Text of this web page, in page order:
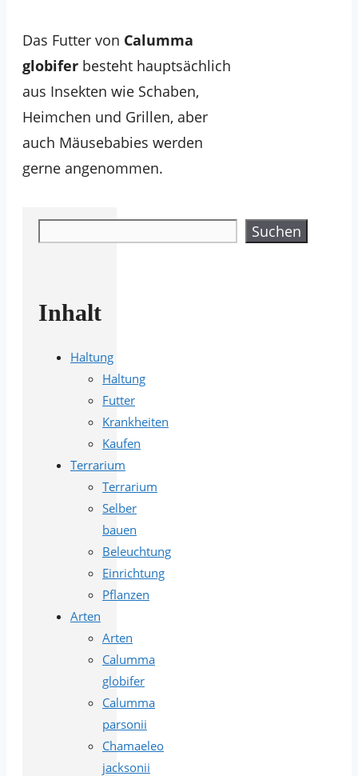
Das Futter von Calumma
globifer besteht hauptsächlich
aus Insekten wie Schaben,
Heimchen und Grillen, aber
auch Mäusebabies werden
gerne angenommen.
Suchen
Inhalt
Haltung
Haltung
Futter
Krankheiten
Kaufen
Terrarium
Terrarium
Selber
bauen
Beleuchtung
Einrichtung
Pflanzen
Arten
Arten
Calumma
globifer
Calumma
parsonii
Chamaeleo
jacksonii